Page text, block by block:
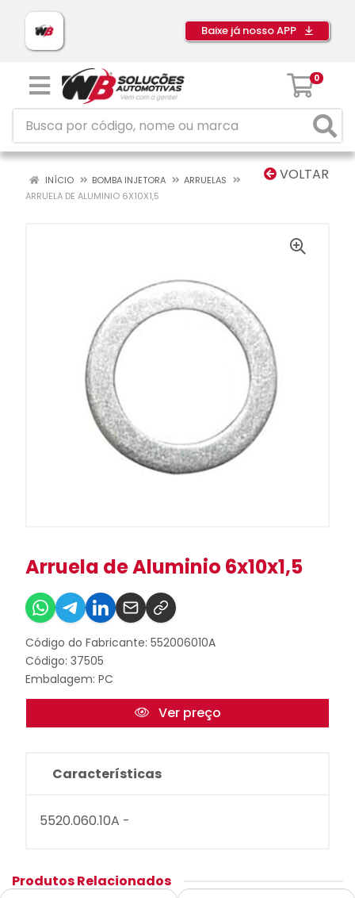
Baixe já nosso APP
0
VOLTAR
INÍCIO BOMBA INJETORA
ARRUELAS
ARRUELA DE ALUMINIO 6X10X1,5
Arruela de Aluminio 6x10x1,5
Código do Fabricante: 552006010A
Código: 37505
Embalagem: PC
Ver preço
Características
5520.060.10A -
Produtos Relacionados